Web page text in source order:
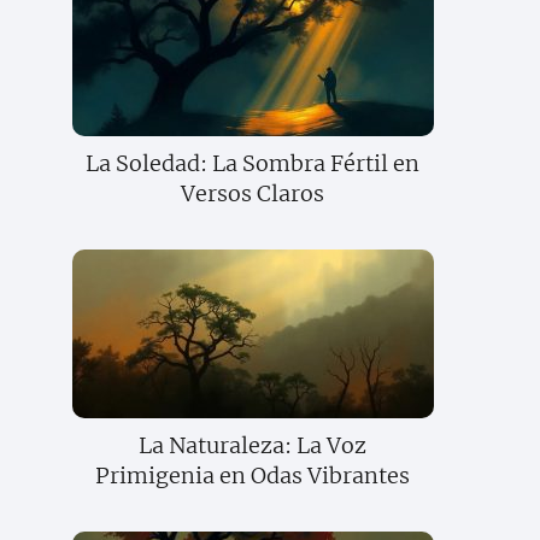
La Soledad: La Sombra Fértil en
Versos Claros
La Naturaleza: La Voz
Primigenia en Odas Vibrantes